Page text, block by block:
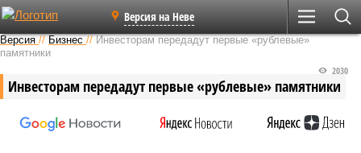
Версия на Неве
Версия //Бизнес //Инвесторам передадут первые «рублевые»
памятники
Инвесторам передадут первые «рублевые» памятники
2030